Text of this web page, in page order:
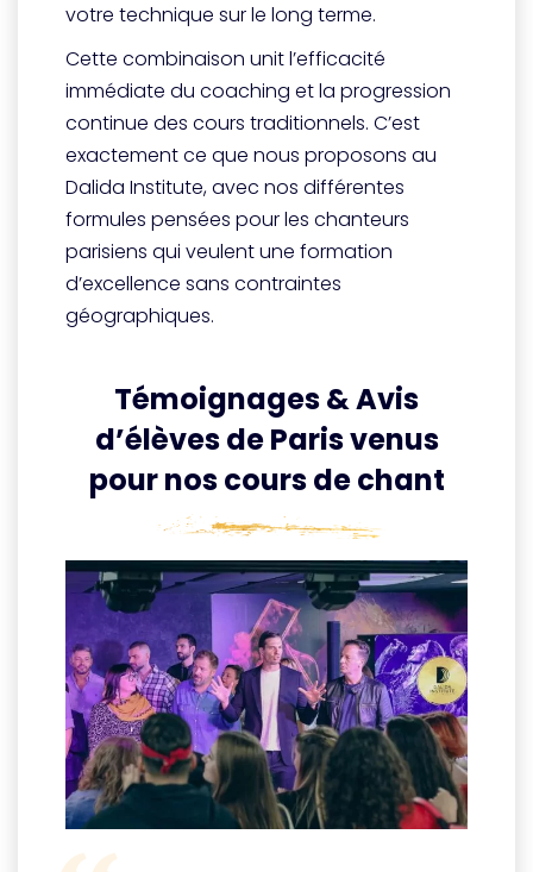
votre technique sur le long terme.
Cette combinaison unit l’efficacité
immédiate du coaching et la progression
continue des cours traditionnels. C’est
exactement ce que nous proposons au
Dalida Institute, avec nos différentes
formules pensées pour les chanteurs
parisiens qui veulent une formation
d’excellence sans contraintes
géographiques.
Témoignages & Avis
d’élèves de Paris venus
pour nos cours de chant